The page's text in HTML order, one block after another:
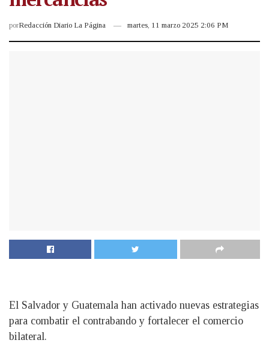
porRedacción Diario La Página martes, 11 marzo 2025 2:06 PM
El Salvador y Guatemala han activado nuevas estrategias
para combatir el contrabando y fortalecer el comercio
bilateral.